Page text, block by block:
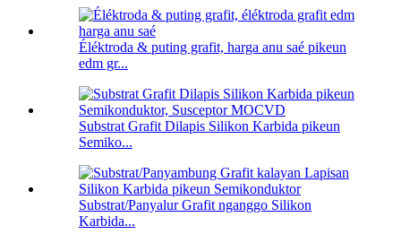
Éléktroda & puting grafit, harga anu saé pikeun
edm gr...
Substrat Grafit Dilapis Silikon Karbida pikeun
Semiko...
Substrat/Panyalur Grafit nganggo Silikon
Karbida...